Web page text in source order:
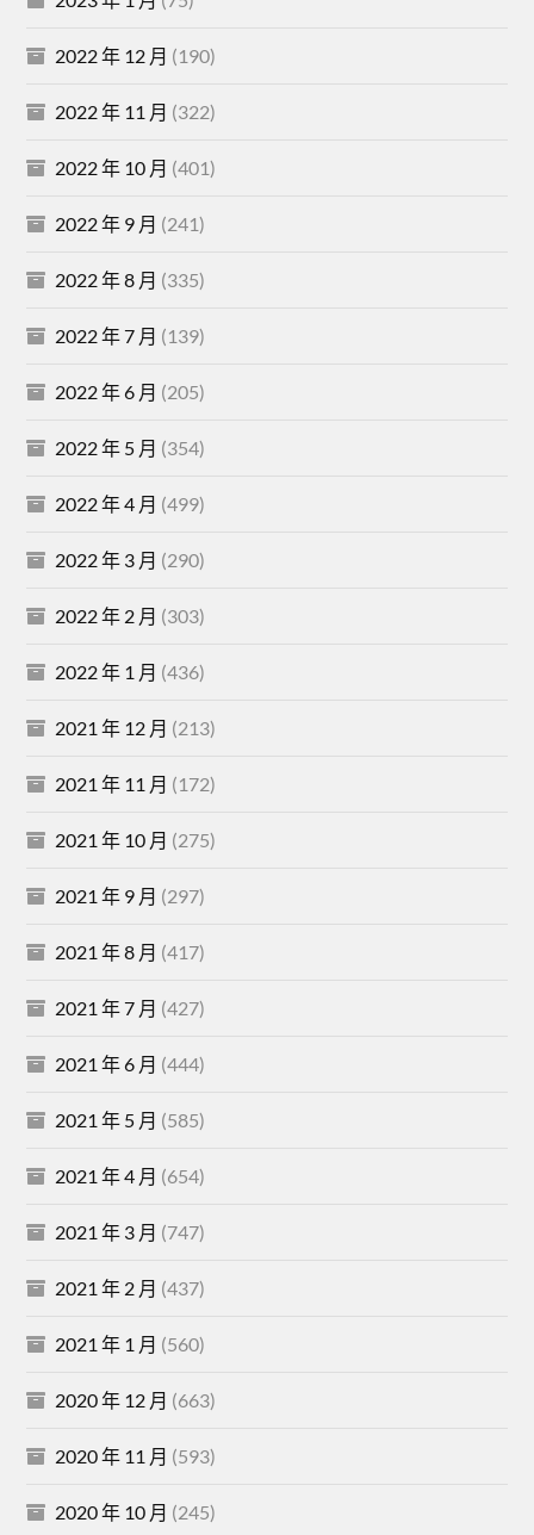
2022 年 12 月 (190)
2022 年 11 月 (322)
2022 年 10 月 (401)
2022 年 9 月 (241)
2022 年 8 月 (335)
2022 年 7 月 (139)
2022 年 6 月 (205)
2022 年 5 月 (354)
2022 年 4 月 (499)
2022 年 3 月 (290)
2022 年 2 月 (303)
2022 年 1 月 (436)
2021 年 12 月 (213)
2021 年 11 月 (172)
2021 年 10 月 (275)
2021 年 9 月 (297)
2021 年 8 月 (417)
2021 年 7 月 (427)
2021 年 6 月 (444)
2021 年 5 月 (585)
2021 年 4 月 (654)
2021 年 3 月 (747)
2021 年 2 月 (437)
2021 年 1 月 (560)
2020 年 12 月 (663)
2020 年 11 月 (593)
2020 年 10 月 (245)